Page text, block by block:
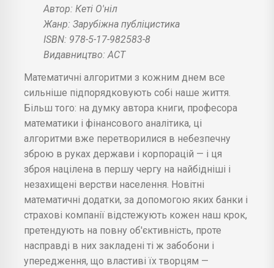
Автор: Кеті О'ніл
Жанр: Зарубіжна публіцистика
ISBN: 978-5-17-982583-8
Видавництво: АСТ
Математичні алгоритми з кожним днем все
сильніше підпорядковують собі наше життя.
Більш того: на думку автора книги, професора
математики і фінансового аналітика, ці
алгоритми вже перетворилися в небезпечну
зброю в руках держави і корпорацій — і ця
зброя націлена в першу чергу на найбідніші і
незахищені верстви населення. Новітні
математичні додатки, за допомогою яких банки і
страхові компанії відстежують кожен наш крок,
претендують на повну об'єктивність, проте
насправді в них закладені ті ж забобони і
упередження, що властиві їх творцям —